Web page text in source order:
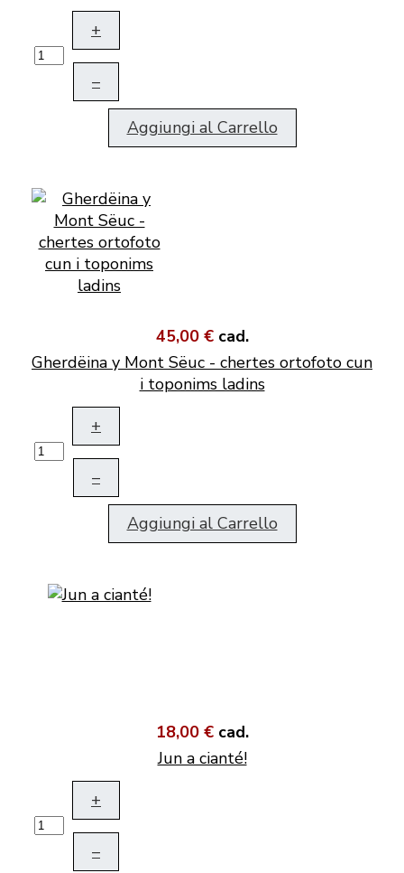
+
–
Aggiungi al Carrello
45,00 € cad.
Gherdëina y Mont Sëuc - chertes ortofoto cun
i toponims ladins
+
–
Aggiungi al Carrello
18,00 € cad.
Jun a cianté!
+
–